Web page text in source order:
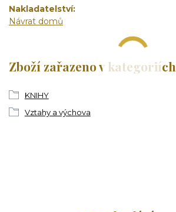
Nakladatelství
Návrat domů
Zboží zařazeno v kategoriích
KNIHY
Vztahy a výchova